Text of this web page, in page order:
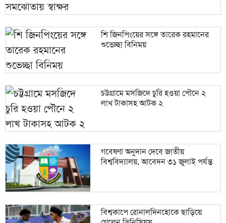
শি জিনপিংয়ের সঙ্গে তারেক রহমানের
শুভেচ্ছা বিনিময়
চট্টগ্রামে মসজিদে চুরি হওয়া পৌনে ২
লাখ টাকাসহ আটক ২
গবেষণা অনুদান দেবে জাতীয়
বিশ্ববিদ্যালয়, আবেদন ৩১ জুলাই পর্যন্ত
বিশ্বকাপে রোনালদিনহোকে ছাড়িয়ে